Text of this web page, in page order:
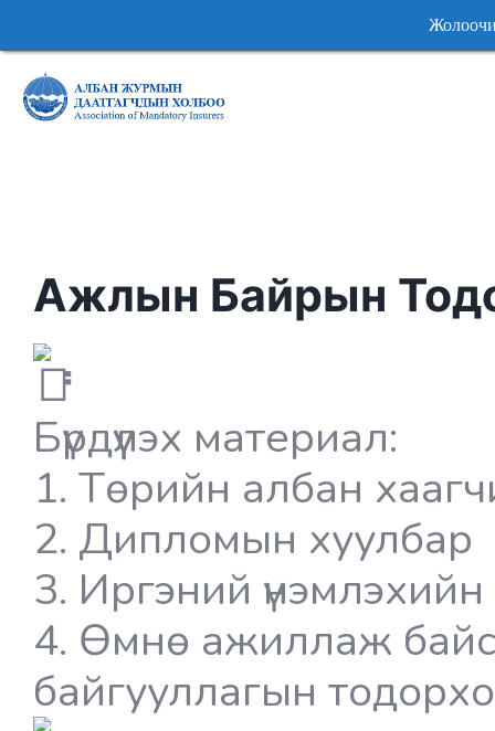
Ажлын Байрын
Бүрдүүлэх материал:
1. Төрийн албан
2. Дипломын хуулбар
3. Иргэний
4. Өмнө ажиллаж
байгууллагын
Жолоочийн
Жолоочийн